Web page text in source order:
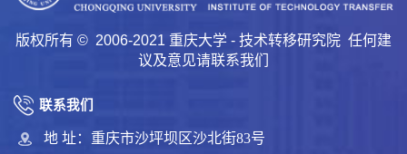
版权所有 © 2006-2021 重庆大学 - 技术转移研究院 任何建
议及意见请联系我们
联系我们
地 址：重庆市沙坪坝区沙北街83号